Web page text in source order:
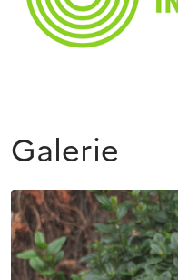
Galerie